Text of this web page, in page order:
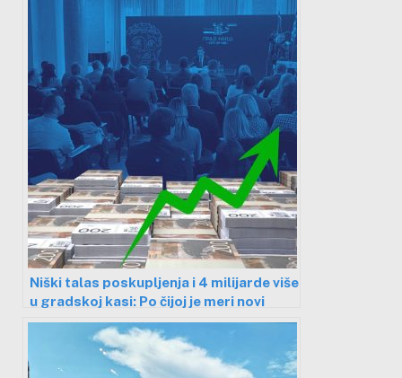
Niški talas poskupljenja i 4 milijarde više
u gradskoj kasi: Po čijoj je meri novi
budžet?